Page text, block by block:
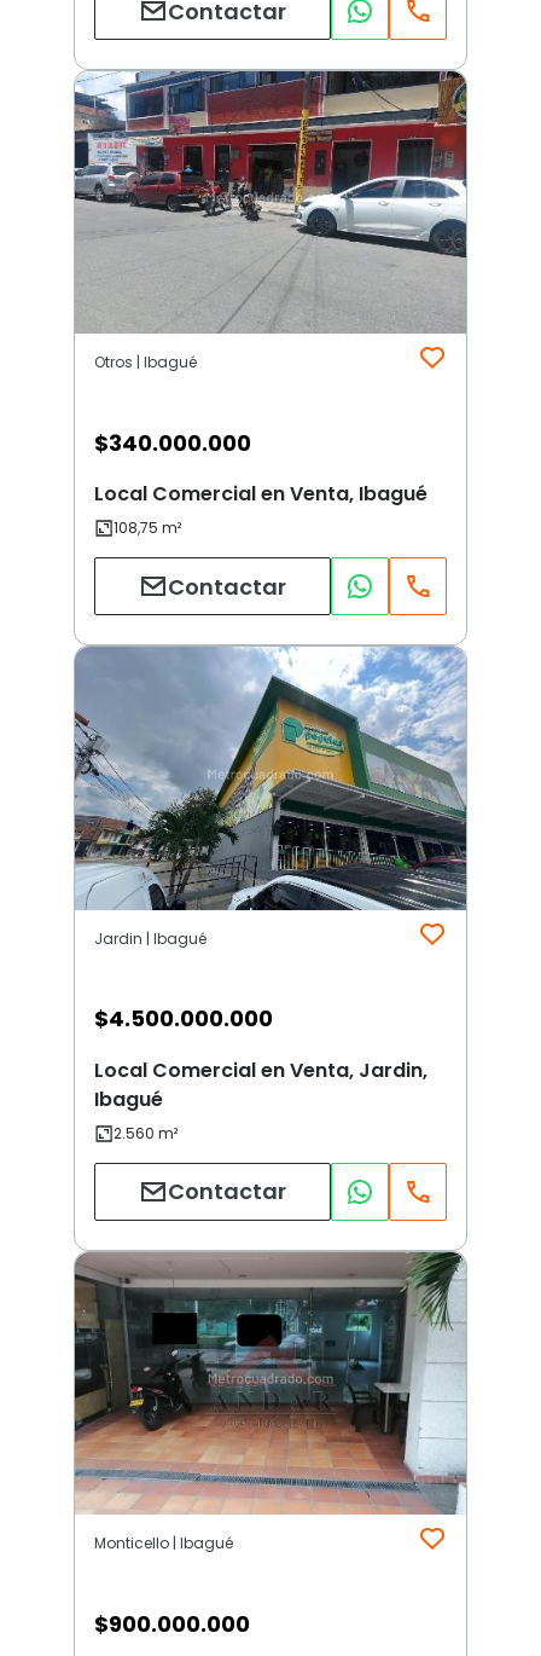
Contactar
Otros | Ibagué
$340.000.000
Local Comercial en Venta, Ibagué
Contactar
Jardin | Ibagué
$4.500.000.000
Local Comercial en Venta, Jardin,
Ibagué
Contactar
Monticello | Ibagué
$900.000.000